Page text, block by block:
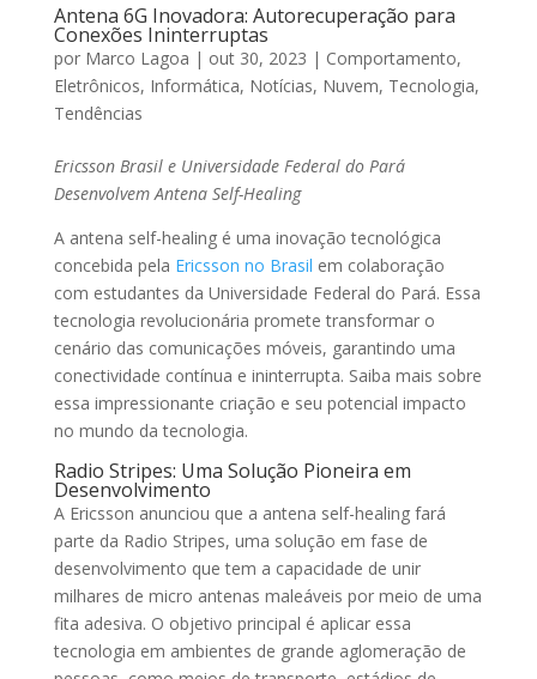
Antena 6G Inovadora: Autorecuperação para
Conexões Ininterruptas
por Marco Lagoa | out 30, 2023 | Comportamento,
Eletrônicos, Informática, Notícias, Nuvem, Tecnologia,
Tendências
Ericsson Brasil e Universidade Federal do Pará
Desenvolvem Antena Self-Healing
A antena self-healing é uma inovação tecnológica
concebida pela Ericsson no Brasil em colaboração
com estudantes da Universidade Federal do Pará. Essa
tecnologia revolucionária promete transformar o
cenário das comunicações móveis, garantindo uma
conectividade contínua e ininterrupta. Saiba mais sobre
essa impressionante criação e seu potencial impacto
no mundo da tecnologia.
Radio Stripes: Uma Solução Pioneira em
Desenvolvimento
A Ericsson anunciou que a antena self-healing fará
parte da Radio Stripes, uma solução em fase de
desenvolvimento que tem a capacidade de unir
milhares de micro antenas maleáveis por meio de uma
fita adesiva. O objetivo principal é aplicar essa
tecnologia em ambientes de grande aglomeração de